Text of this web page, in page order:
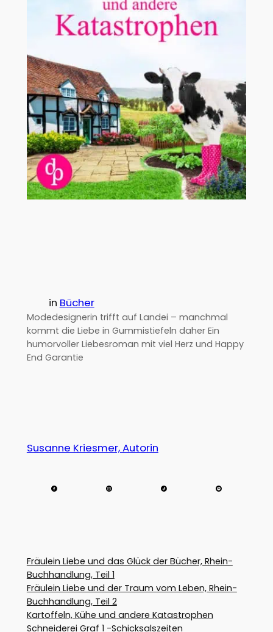
in Bücher
Modedesignerin trifft auf Landei – manchmal
kommt die Liebe in Gummistiefeln daher Ein
humorvoller Liebesroman mit viel Herz und Happy
End Garantie
Susanne Kriesmer, Autorin
Fräulein Liebe und das Glück der Bücher, Rhein-
Buchhandlung, Teil 1
Fräulein Liebe und der Traum vom Leben, Rhein-
Buchhandlung, Teil 2
Kartoffeln, Kühe und andere Katastrophen
Schneiderei Graf 1 -Schicksalszeiten